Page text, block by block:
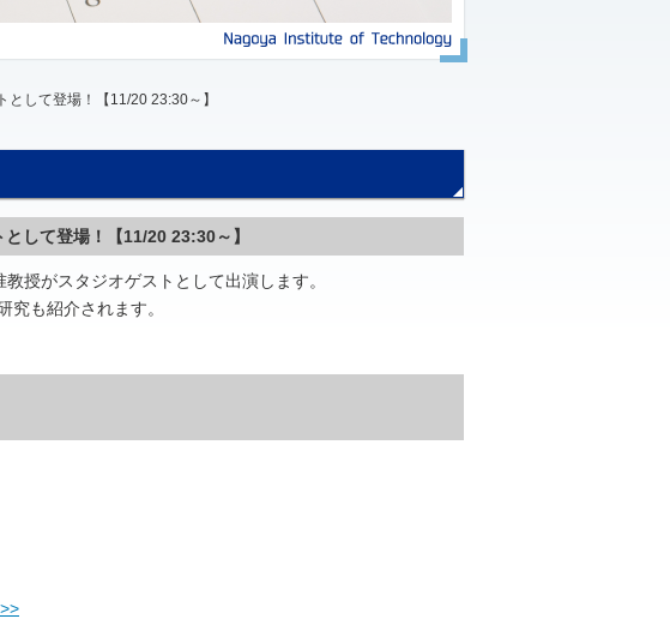
して登場！【11/20 23:30～】
して登場！【11/20 23:30～】
授がスタジオゲストとして出演します。
究も紹介されます。